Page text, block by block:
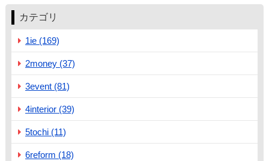
カテゴリ
1ie (169)
2money (37)
3event (81)
4interior (39)
5tochi (11)
6reform (18)